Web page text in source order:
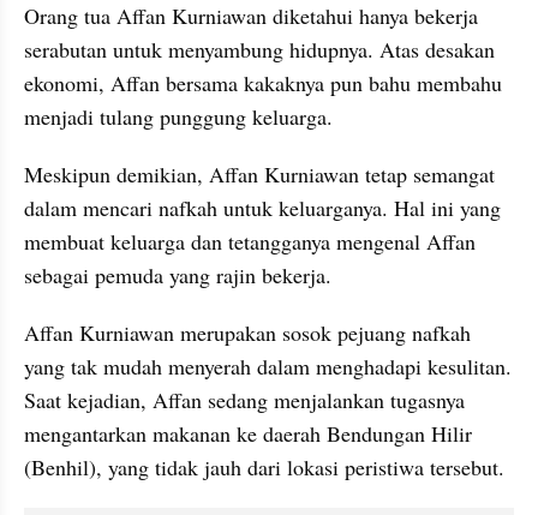
Orang tua Affan Kurniawan diketahui hanya bekerja
serabutan untuk menyambung hidupnya. Atas desakan
ekonomi, Affan bersama kakaknya pun bahu membahu
menjadi tulang punggung keluarga.
Meskipun demikian, Affan Kurniawan tetap semangat
dalam mencari nafkah untuk keluarganya. Hal ini yang
membuat keluarga dan tetangganya mengenal Affan
sebagai pemuda yang rajin bekerja.
Affan Kurniawan merupakan sosok pejuang nafkah
yang tak mudah menyerah dalam menghadapi kesulitan.
Saat kejadian, Affan sedang menjalankan tugasnya
mengantarkan makanan ke daerah Bendungan Hilir
(Benhil), yang tidak jauh dari lokasi peristiwa tersebut.